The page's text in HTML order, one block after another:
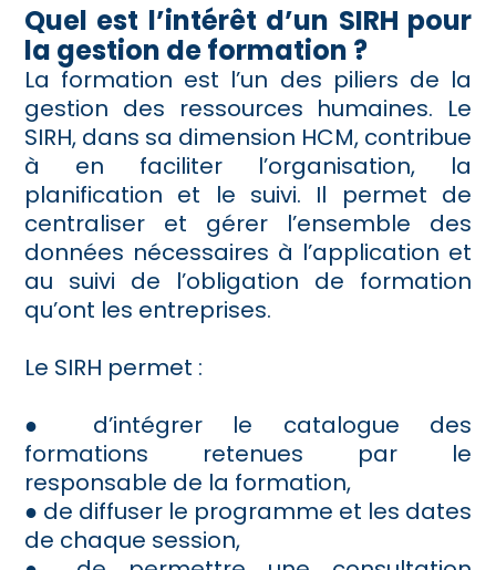
Quel est l’intérêt d’un SIRH pour
la gestion de formation ?
La formation est l’un des piliers de la
gestion des ressources humaines. Le
SIRH, dans sa dimension HCM, contribue
à en faciliter l’organisation, la
planification et le suivi. Il permet de
centraliser et gérer l’ensemble des
données nécessaires à l’application et
au suivi de l’obligation de formation
qu’ont les entreprises.
Le SIRH permet :
● d’intégrer le catalogue des
formations retenues par le
responsable de la formation,
● de diffuser le programme et les dates
de chaque session,